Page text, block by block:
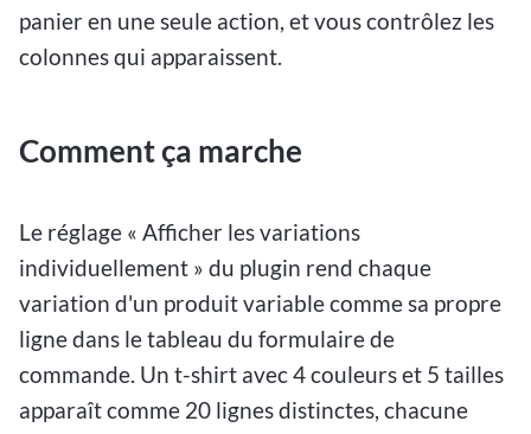
panier en une seule action, et vous contrôlez les
colonnes qui apparaissent.
Comment ça marche
Le réglage « Afficher les variations
individuellement » du plugin rend chaque
variation d'un produit variable comme sa propre
ligne dans le tableau du formulaire de
commande. Un t-shirt avec 4 couleurs et 5 tailles
apparaît comme 20 lignes distinctes, chacune